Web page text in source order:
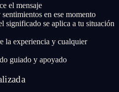
el mensaje
en ese momento
significado se aplica a tu situación
la experiencia y cualquier
guiado y apoyado